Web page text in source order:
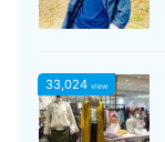
33,024 view